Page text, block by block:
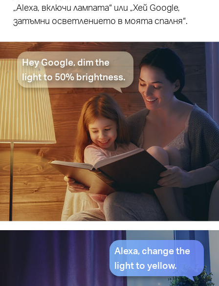
Hey Google, dim the
light to 50% brightness.
Alexa, change the
light to yellow.
„Alexa, включи лампата“ или „Хей Google,
затъмни осветлението в моята спалня“.